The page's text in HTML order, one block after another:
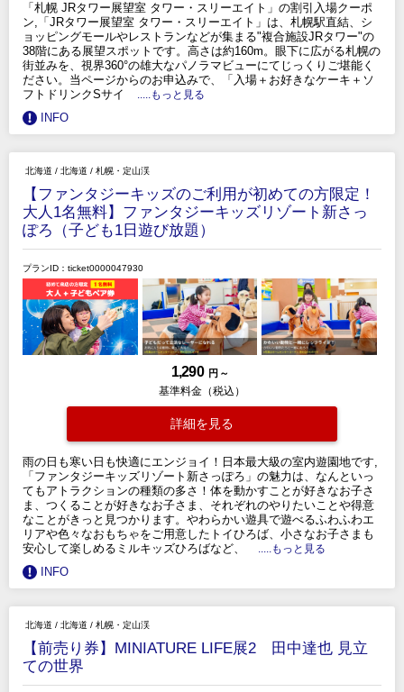
「札幌 JRタワー展望室 タワー・スリーエイト」の割引入場クーポ
ン,「JRタワー展望室 タワー・スリーエイト」は、札幌駅直結、シ
ョッピングモールやレストランなどが集まる"複合施設JRタワー"の
38階にある展望スポットです。高さは約160m。眼下に広がる札幌の
街並みを、視界360°の雄大なパノラマビューにてじっくりご堪能く
ださい。当ページからのお申込みで、「入場＋お好きなケーキ＋ソ
フトドリンクSサイ
.....もっと見る
INFO
北海道 / 北海道 / 札幌・定山渓
【ファンタジーキッズのご利用が初めての方限定！
大人1名無料】ファンタジーキッズリゾート新さっ
ぽろ（子ども1日遊び放題）
プランID：ticket0000047930
1,290 円 ～
基準料金（税込）
詳細を見る
雨の日も寒い日も快適にエンジョイ！日本最大級の室内遊園地です,
「ファンタジーキッズリゾート新さっぽろ」の魅力は、なんといっ
てもアトラクションの種類の多さ！体を動かすことが好きなお子さ
ま、つくることが好きなお子さま、それぞれのやりたいことや得意
なことがきっと見つかります。やわらかい遊具で遊べるふわふわエ
リアや色々なおもちゃをご用意したトイひろば、小さなお子さまも
安心して楽しめるミルキッズひろばなど、
.....もっと見る
INFO
北海道 / 北海道 / 札幌・定山渓
【前売り券】MINIATURE LIFE展2 田中達也 見立
ての世界